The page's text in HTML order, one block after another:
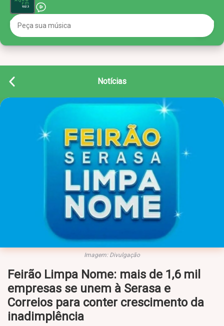
Notícias
Imagem: Divulgação
Feirão Limpa Nome: mais de 1,6 mil
empresas se unem à Serasa e
Correios para conter crescimento da
inadimplência